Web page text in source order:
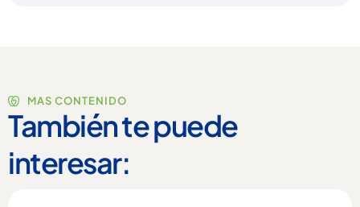
MAS CONTENIDO
También te puede
interesar: